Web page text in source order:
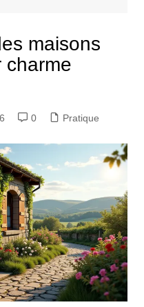
maisons
charme
0 Pratique